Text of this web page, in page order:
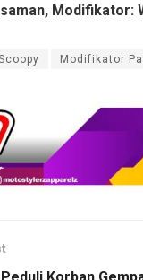
Modifikator:
Modifikator